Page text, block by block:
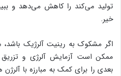
تولید می‌کند را کاهش می‌دهد و
خیر.
اگر مشکوک به رینیت آلرژیک
ممکن است آزمایش آلرژی و
بعدی را برای کمک به مبارزه با